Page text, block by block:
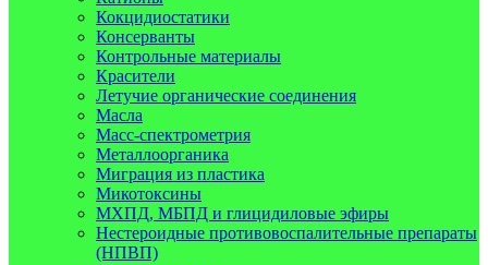
Кокцидиостатики
Консерванты
Контрольные материалы
Красители
Летучие органические соединения
Масла
Масс-спектрометрия
Металлоорганика
Миграция из пластика
Микотоксины
МХПД, МБПД и глицидиловые эфиры
Нестероидные противовоспалительные препараты
(НПВП)